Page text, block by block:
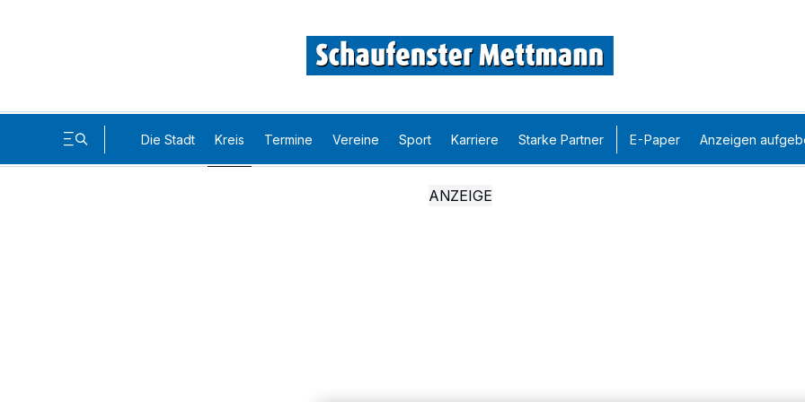
Die Stadt Kreis Termine Vereine Sport Karriere Starke Partner E-Paper Anzeigen